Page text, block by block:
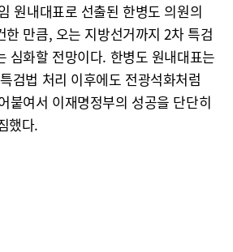
원내대표로 선출된 한병도 의원의
한 만큼, 오는 지방선거까지 2차 특검
심화할 전망이다. 한병도 원내대표는
검법 처리 이후에도 전광석화처럼
붙여서 이재명정부의 성공을 단단히
했다.